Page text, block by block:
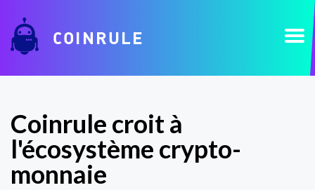
COINRULE
Coinrule croit à
l'écosystème crypto-
monnaie